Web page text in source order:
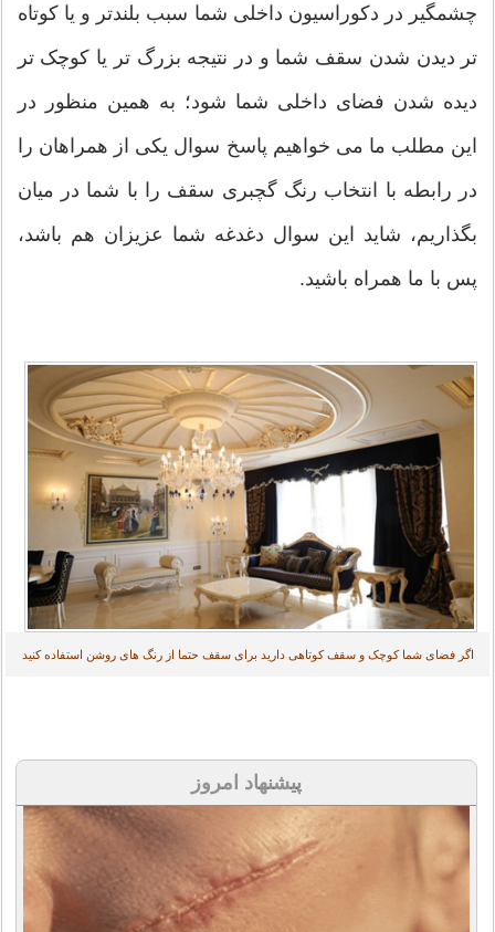
چشمگیر در دکوراسیون داخلی شما سبب بلندتر و یا کوتاه
تر دیدن شدن سقف شما و در نتیجه بزرگ تر یا کوچک تر
دیده شدن فضای داخلی شما شود؛ به همین منظور در
این مطلب ما می خواهیم پاسخ سوال یکی از همراهان را
در رابطه با انتخاب رنگ گچبری سقف را با شما در میان
بگذاریم، شاید این سوال دغدغه شما عزیزان هم باشد،
پس با ما همراه باشید.
اگر فضای شما کوچک و سقف کوتاهی دارید برای سقف حتما از رنگ های روشن استفاده کنید
پیشنهاد امروز